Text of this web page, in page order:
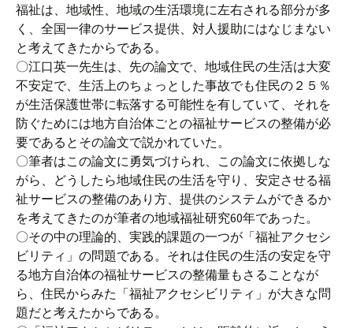
福祉は、地域性、地域の生活環境に左右される部分が多
く、全国一律のサービス提供、対人援助にはなじまない
と考えてきたからである。
〇江口英一先生は、先の論文で、地域住民の生活は大変
不安定で、生活上のちょっとした事故でも住民の２５％
が生活保護世帯に転落する可能性を有していて、それを
防ぐためには地方自治体ごとの福祉サービスの整備が必
要であるとその論文で説かれていた。
〇筆者はこの論文に勇気づけられ、この論文に依拠しな
がら、どうしたら地域住民の生活を守り、安定させる福
祉サービスの整備のあり方、提供のシステムができるか
を考えてきたのが筆者の地域福祉研究60年であった。
〇その中の理論的、実践的課題の一つが「福祉アクセシ
ビリティ」の問題である。それは住民の生活の安定を守
る地方自治体の福祉サービスの整備量もさることなが
ら、住民からみた「福祉アクセシビリティ」が大きな問
題だと考えたからである。